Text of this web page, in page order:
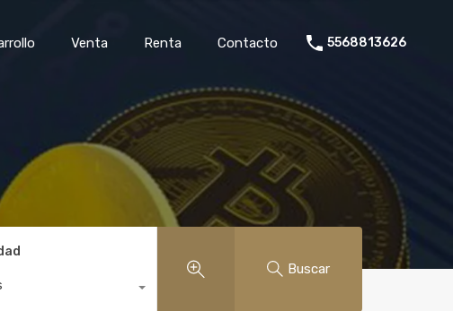
Desarrollo Renta Contacto 5568813626
Venta Renta Contacto 5568813626
Buscar